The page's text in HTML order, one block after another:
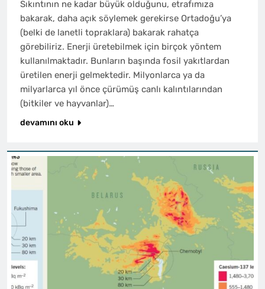
Sıkıntının ne kadar büyük olduğunu, etrafımıza
bakarak, daha açık söylemek gerekirse Ortadoğu’ya
(belki de lanetli topraklara) bakarak rahatça
görebiliriz. Enerji üretebilmek için birçok yöntem
kullanılmaktadır. Bunların başında fosil yakıtlardan
üretilen enerji gelmektedir. Milyonlarca ya da
milyarlarca yıl önce çürümüş canlı kalıntılarından
(bitkiler ve hayvanlar)…
devamını oku